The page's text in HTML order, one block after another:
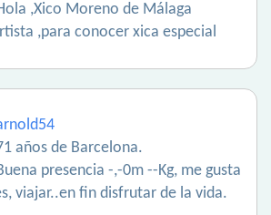
,Xico Moreno de Málaga
,para conocer xica especial
años de Barcelona.
presencia -,-0m --Kg, me gusta
viajar..en fin disfrutar de la vida.